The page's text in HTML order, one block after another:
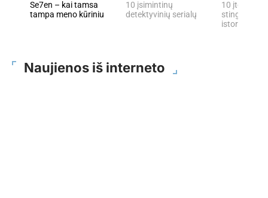
Se7en – kai tamsa
tampa meno kūriniu
10 įsimintinų
detektyvinių serialų
10 įtemptų,
stingdančių
istorijų
Naujienos iš interneto